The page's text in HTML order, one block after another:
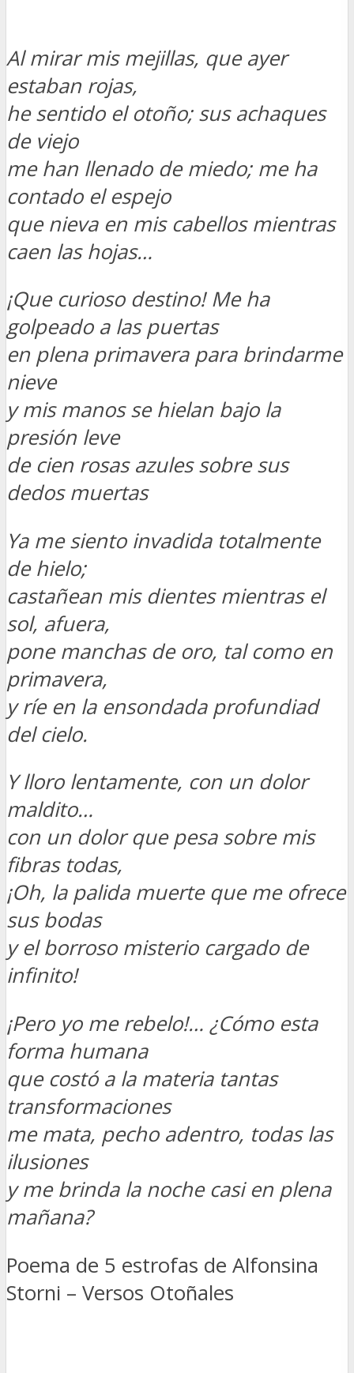
Al mirar mis mejillas, que ayer
estaban rojas,
he sentido el otoño; sus achaques
de viejo
me han llenado de miedo; me ha
contado el espejo
que nieva en mis cabellos mientras
caen las hojas…
¡Que curioso destino! Me ha
golpeado a las puertas
en plena primavera para brindarme
nieve
y mis manos se hielan bajo la
presión leve
de cien rosas azules sobre sus
dedos muertas
Ya me siento invadida totalmente
de hielo;
castañean mis dientes mientras el
sol, afuera,
pone manchas de oro, tal como en
primavera,
y ríe en la ensondada profundiad
del cielo.
Y lloro lentamente, con un dolor
maldito…
con un dolor que pesa sobre mis
fibras todas,
¡Oh, la palida muerte que me ofrece
sus bodas
y el borroso misterio cargado de
infinito!
¡Pero yo me rebelo!… ¿Cómo esta
forma humana
que costó a la materia tantas
transformaciones
me mata, pecho adentro, todas las
ilusiones
y me brinda la noche casi en plena
mañana?
Poema de 5 estrofas de Alfonsina
Storni – Versos Otoñales